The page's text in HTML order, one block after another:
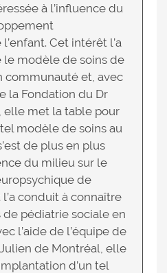
à l’influence du
Cet intérêt l’a
le modèle de soins de
communauté et, avec
la Fondation du Dr
elle met la table pour
modèle de soins au
de plus en plus
du milieu sur le
de
conduit à connaître
pédiatrie sociale en
l’aide de l’équipe de
de Montréal, elle
d’un tel